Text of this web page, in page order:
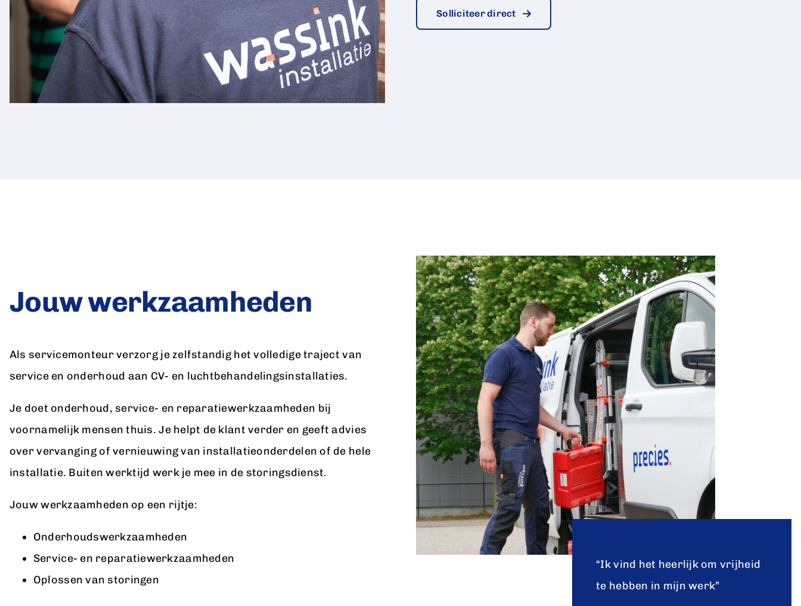
Solliciteer direct
Jouw werkzaamheden
Als servicemonteur verzorg je zelfstandig het volledige traject van
service en onderhoud aan CV- en luchtbehandelingsinstallaties.
Je doet onderhoud, service- en reparatiewerkzaamheden bij
voornamelijk mensen thuis. Je helpt de klant verder en geeft advies
over vervanging of vernieuwing van installatieonderdelen of de hele
installatie. Buiten werktijd werk je mee in de storingsdienst.
Jouw werkzaamheden op een rijtje:
Onderhoudswerkzaamheden
Service- en reparatiewerkzaamheden
Oplossen van storingen
“Ik vind het heerlijk om vrijheid
te hebben in mijn werk”